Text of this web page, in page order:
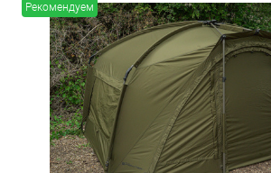
Рекомендуем